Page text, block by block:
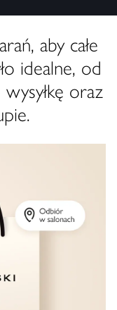
aby całe
idealne, od
oraz